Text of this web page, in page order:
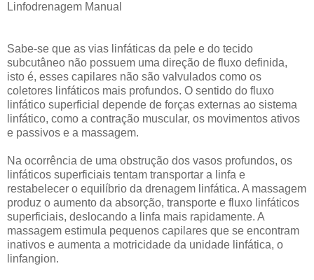
Linfodrenagem Manual
Sabe-se que as vias linfáticas da pele e do tecido
subcutâneo não possuem uma direção de fluxo definida,
isto é, esses capilares não são valvulados como os
coletores linfáticos mais profundos. O sentido do fluxo
linfático superficial depende de forças externas ao sistema
linfático, como a contração muscular, os movimentos ativos
e passivos e a massagem.
Na ocorrência de uma obstrução dos vasos profundos, os
linfáticos superficiais tentam transportar a linfa e
restabelecer o equilíbrio da drenagem linfática. A massagem
produz o aumento da absorção, transporte e fluxo linfáticos
superficiais, deslocando a linfa mais rapidamente. A
massagem estimula pequenos capilares que se encontram
inativos e aumenta a motricidade da unidade linfática, o
linfangion.